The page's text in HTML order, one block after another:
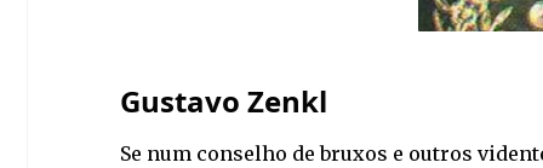
Gustavo Zenkl
Se num conselho de bruxos e outros